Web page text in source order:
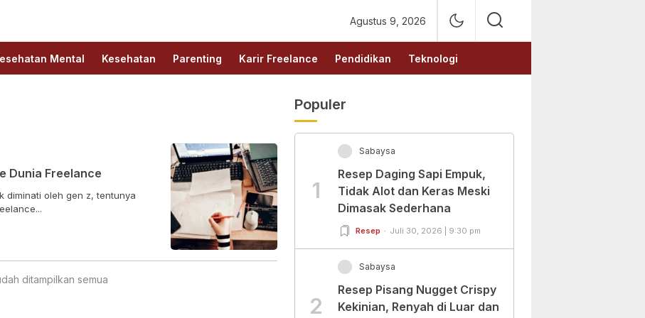
Agustus 9, 2026
Mental Kesehatan Parenting Karir Freelance Pendidikan Teknologi
Dunia Freelance
diminati oleh gen z, tentunya
ditampilkan semua
Populer
1
Sabaysa
Resep Daging Sapi Empuk,
Tidak Alot dan Keras Meski
Dimasak Sederhana
Resep Juli 30, 2026 | 9:30 pm
2
Sabaysa
Resep Pisang Nugget Crispy
Kekinian, Renyah di Luar dan